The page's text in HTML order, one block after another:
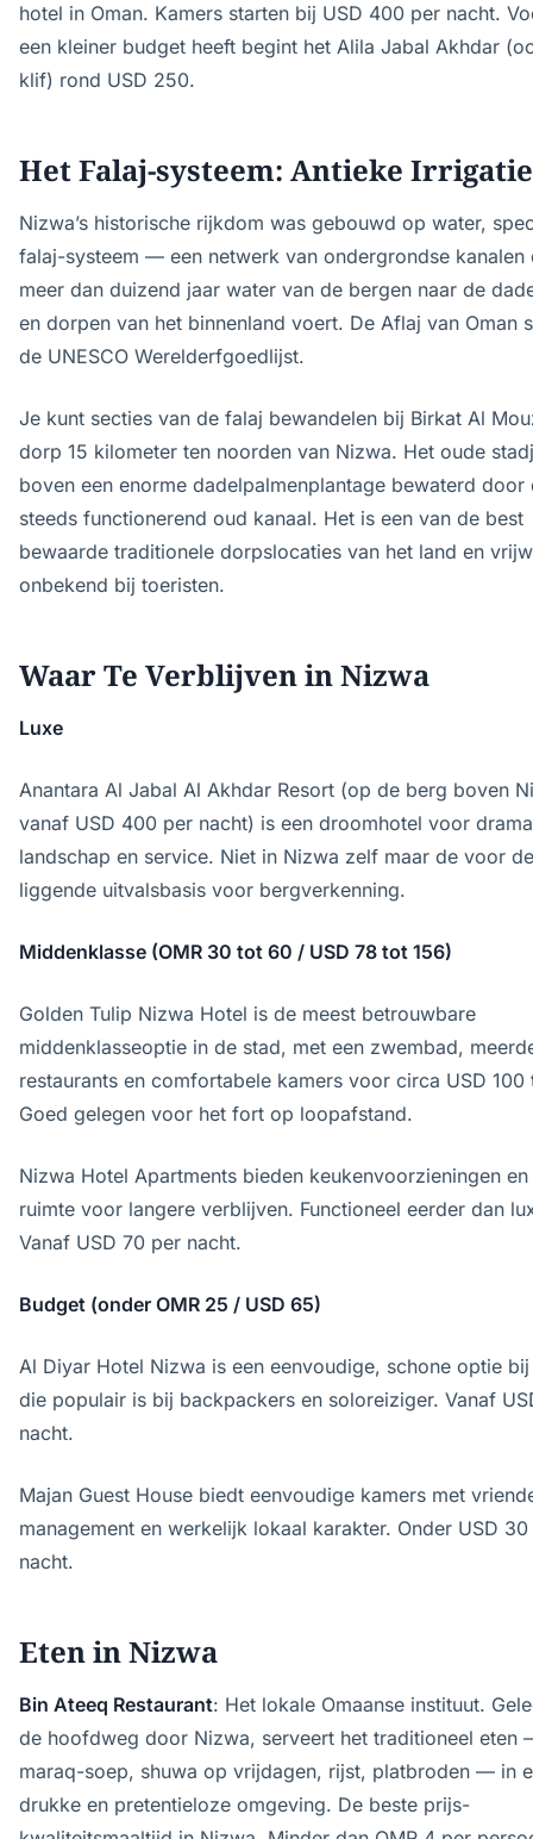
hotel in Oman. Kamers starten bij USD 400 per nacht.
een kleiner budget heeft begint het Alila Jabal Akhdar
klif) rond USD 250.
Het Falaj-systeem: Antieke Irrigatie
Nizwa’s historische rijkdom was gebouwd op water,
falaj-systeem — een netwerk van ondergrondse kanalen
meer dan duizend jaar water van de bergen naar de
en dorpen van het binnenland voert. De Aflaj van Oman
de UNESCO Werelderfgoedlijst.
Je kunt secties van de falaj bewandelen bij Birkat Al
dorp 15 kilometer ten noorden van Nizwa. Het oude
boven een enorme dadelpalmenplantage bewaterd door
steeds functionerend oud kanaal. Het is een van de best
bewaarde traditionele dorpslocaties van het land en
onbekend bij toeristen.
Waar Te Verblijven in Nizwa
Luxe
Anantara Al Jabal Al Akhdar Resort (op de berg boven
vanaf USD 400 per nacht) is een droomhotel voor
landschap en service. Niet in Nizwa zelf maar de voor
liggende uitvalsbasis voor bergverkenning.
Middenklasse (OMR 30 tot 60 / USD 78 tot 156)
Golden Tulip Nizwa Hotel is de meest betrouwbare
middenklasseoptie in de stad, met een zwembad,
restaurants en comfortabele kamers voor circa USD 100
Goed gelegen voor het fort op loopafstand.
Nizwa Hotel Apartments bieden keukenvoorzieningen en
ruimte voor langere verblijven. Functioneel eerder dan
Vanaf USD 70 per nacht.
Budget (onder OMR 25 / USD 65)
Al Diyar Hotel Nizwa is een eenvoudige, schone optie
die populair is bij backpackers en soloreiziger. Vanaf
nacht.
Majan Guest House biedt eenvoudige kamers met
management en werkelijk lokaal karakter. Onder USD
nacht.
Eten in Nizwa
Bin Ateeq Restaurant: Het lokale Omaanse instituut.
de hoofdweg door Nizwa, serveert het traditioneel eten
maraq-soep, shuwa op vrijdagen, rijst, platbroden — in
drukke en pretentieloze omgeving. De beste prijs-